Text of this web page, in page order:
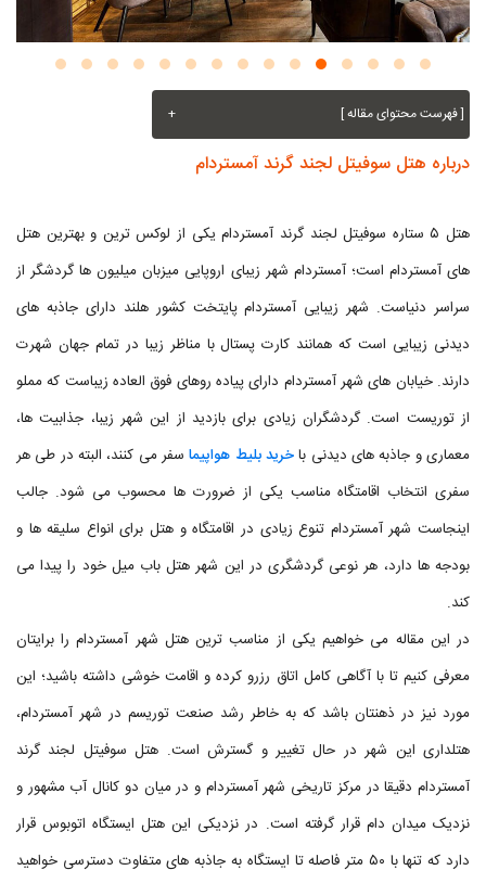
[ فهرست محتوای مقاله ] +
درباره هتل سوفیتل لجند گرند آمستردام
هتل ۵ ستاره سوفیتل لجند گرند آمستردام یکی از لوکس ترین و بهترین هتل
های آمستردام است؛ آمستردام شهر زیبای اروپایی میزبان میلیون ها گردشگر از
سراسر دنیاست. شهر زیبایی آمستردام پایتخت کشور هلند دارای جاذبه های
دیدنی زیبایی است که همانند کارت پستال با مناظر زیبا در تمام جهان شهرت
دارند. خیابان های شهر آمستردام دارای پیاده روهای فوق العاده زیباست که مملو
از توریست است. گردشگران زیادی برای بازدید از این شهر زیبا، جذابیت ها،
معماری و جاذبه های دیدنی باخرید بلیط هواپیماسفر می کنند، البته در طی هر
سفری انتخاب اقامتگاه مناسب یکی از ضرورت ها محسوب می شود. جالب
اینجاست شهر آمستردام تنوع زیادی در اقامتگاه و هتل برای انواع سلیقه ها و
بودجه ها دارد، هر نوعی گردشگری در این شهر هتل باب میل خود را پیدا می
کند.
در این مقاله می خواهیم یکی از مناسب ترین هتل شهر آمستردام را برایتان
معرفی کنیم تا با آگاهی کامل اتاق رزرو کرده و اقامت خوشی داشته باشید؛ این
مورد نیز در ذهنتان باشد که به خاطر رشد صنعت توریسم در شهر آمستردام،
هتلداری این شهر در حال تغییر و گسترش است. هتل سوفیتل لجند گرند
آمستردام دقیقا در مرکز تاریخی شهر آمستردام و در میان دو کانال آب مشهور و
نزدیک میدان دام قرار گرفته است. در نزدیکی این هتل ایستگاه اتوبوس قرار
دارد که تنها با ۵۰ متر فاصله تا ایستگاه به جاذبه های متفاوت دسترسی خواهید